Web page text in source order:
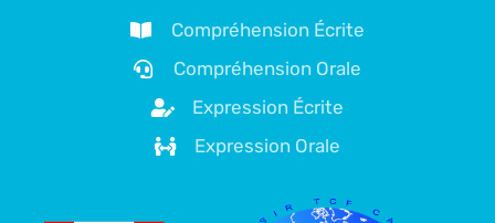
Compréhension Écrite
Compréhension Orale
Expression Écrite
Expression Orale